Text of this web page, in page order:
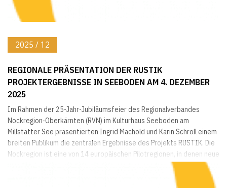
2025 / 12
REGIONALE PRÄSENTATION DER RUSTIK
PROJEKTERGEBNISSE IN SEEBODEN AM 4. DEZEMBER
2025
Im Rahmen der 25-Jahr-Jubiläumsfeier des Regionalverbandes
Nockregion-Oberkärnten (RVN) im Kulturhaus Seeboden am
Millstätter See präsentierten Ingrid Machold und Karin Schroll einem
breiten Publikum die zentralen Ergebnisse des Projekts RUSTIK. Die
Nockregion ist eine von 14 europäischen Pilotregionen, in denen neue
Übergangsprozessen zu unterstützen – insbesondere durch die